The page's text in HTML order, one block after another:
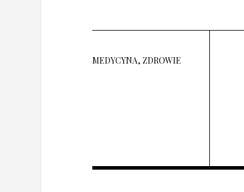
MEDYCYNA, ZDROWIE